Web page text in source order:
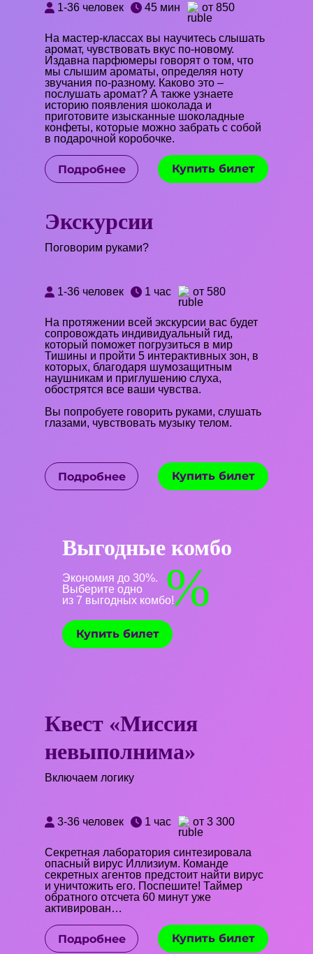
Экскурсии
Поговорим руками?
1-36 человек 1 час от 580
На протяжении всей экскурсии вас будет
сопровождать индивидуальный гид,
который поможет погрузиться в мир
Тишины и пройти 5 интерактивных зон, в
которых, благодаря шумозащитным
наушникам и приглушению слуха,
обострятся все ваши чувства.
Вы попробуете говорить руками, слушать
глазами, чувствовать музыку телом.
Подробнее Купить билет
1-36 человек 45 мин от 850
На мастер-классах вы научитесь слышать
аромат, чувствовать вкус по-новому.
Издавна парфюмеры говорят о том, что
мы слышим ароматы, определяя ноту
звучания по-разному. Каково это –
послушать аромат? А также узнаете
историю появления шоколада и
приготовите изысканные шоколадные
конфеты, которые можно забрать с собой
в подарочной коробочке.
Подробнее Купить билет
Выгодные комбо
%
Экономия до 30%.
Выберите одно
из 7 выгодных комбо!
Купить билет
Квест «Миссия
невыполнима»
Включаем логику
3-36 человек 1 час от 3 300
Секретная лаборатория синтезировала
опасный вирус Иллизиум. Команде
секретных агентов предстоит найти вирус
и уничтожить его. Поспешите! Таймер
обратного отсчета 60 минут уже
активирован…
Подробнее Купить билет